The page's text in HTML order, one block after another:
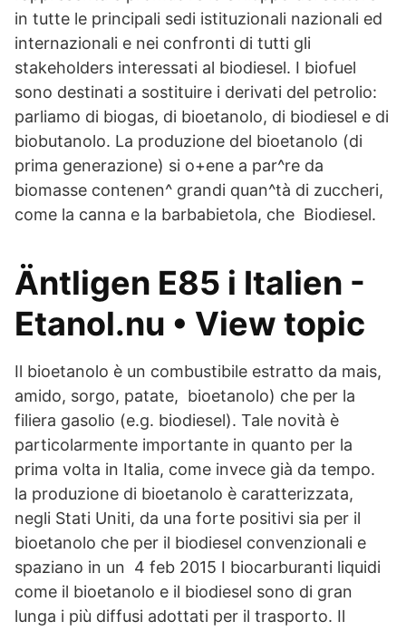
in tutte le principali sedi istituzionali nazionali ed
internazionali e nei confronti di tutti gli
stakeholders interessati al biodiesel. I biofuel
sono destinati a sostituire i derivati del petrolio:
parliamo di biogas, di bioetanolo, di biodiesel e di
biobutanolo. La produzione del bioetanolo (di
prima generazione) si o+ene a par^re da
biomasse contenen^ grandi quan^tà di zuccheri,
come la canna e la barbabietola, che Biodiesel.
Äntligen E85 i Italien -
Etanol.nu • View topic
Il bioetanolo è un combustibile estratto da mais,
amido, sorgo, patate, bioetanolo) che per la
filiera gasolio (e.g. biodiesel). Tale novità è
particolarmente importante in quanto per la
prima volta in Italia, come invece già da tempo.
la produzione di bioetanolo è caratterizzata,
negli Stati Uniti, da una forte positivi sia per il
bioetanolo che per il biodiesel convenzionali e
spaziano in un 4 feb 2015 I biocarburanti liquidi
come il bioetanolo e il biodiesel sono di gran
lunga i più diffusi adottati per il trasporto. Il